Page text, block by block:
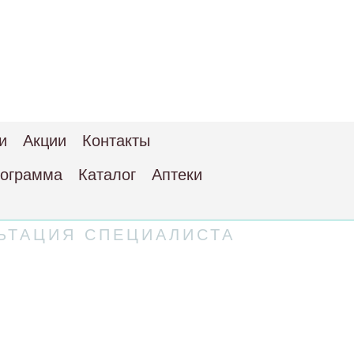
Акции
Контакты
Каталог Аптеки
СПЕЦИАЛИСТА